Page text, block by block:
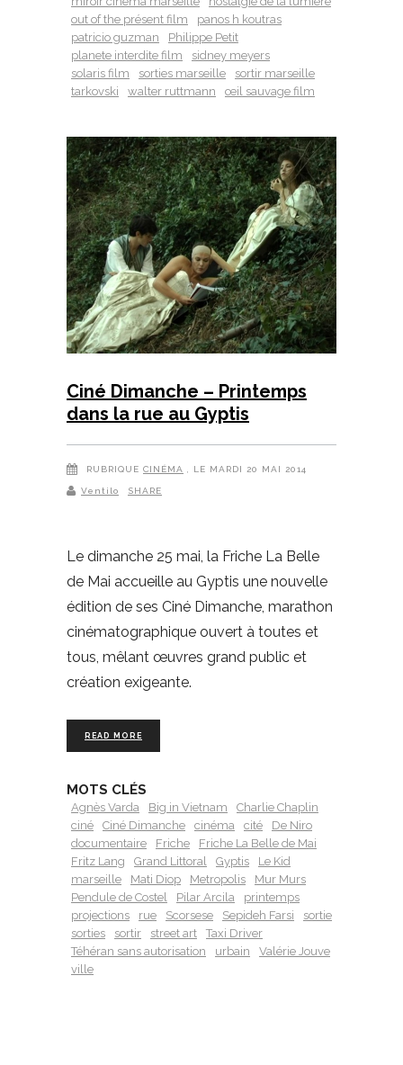
out of the présent film
panos h koutras
patricio guzman
Philippe Petit
planete interdite film
sidney meyers
solaris film
sorties marseille
sortir marseille
tarkovski
walter ruttmann œil sauvage film
Ciné Dimanche – Printemps
dans la rue au Gyptis
RUBRIQUE CINÉMA , LE MARDI 20 MAI 2014
Ventilo SHARE
Le dimanche 25 mai, la Friche La Belle
de Mai accueille au Gyptis une nouvelle
édition de ses Ciné Dimanche, marathon
cinématographique ouvert à toutes et
tous, mêlant œuvres grand public et
création exigeante.
READ MORE
MOTS CLÉS
Agnès Varda Big in Vietnam
Charlie Chaplin
ciné
Ciné Dimanche cinéma cité
De Niro
documentaire
Friche
Friche La Belle de Mai
Fritz Lang
Grand Littoral Gyptis
Le Kid
marseille
Mati Diop Metropolis
Mur Murs
Pendule de Costel
Pilar Arcila
printemps
projections
rue Scorsese Sepideh Farsi
sortie
sorties
sortir street art
Taxi Driver
Téhéran sans autorisation
urbain
Valérie Jouve
ville